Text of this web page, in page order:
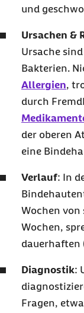
Hilfreiche
Häufige
und
Ursachen &
Ursache
Bakterien.
Allergien,
durch
der oberen
eine
Verlauf: In
Wochen von
Wochen,
dauerhaften
Diagnostik:
Fragen,